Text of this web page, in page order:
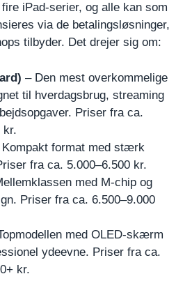
iPad-serier, og alle kan som
via de betalingsløsninger,
tilbyder. Det drejer sig om:
– Den mest overkommelige
til hverdagsbrug, streaming
Priser fra ca.
kr.
Kompakt format med stærk
fra ca. 5.000–6.500 kr.
med M-chip og
Priser fra ca. 6.500–9.000
med OLED-skærm
ydeevne. Priser fra ca.
kr.